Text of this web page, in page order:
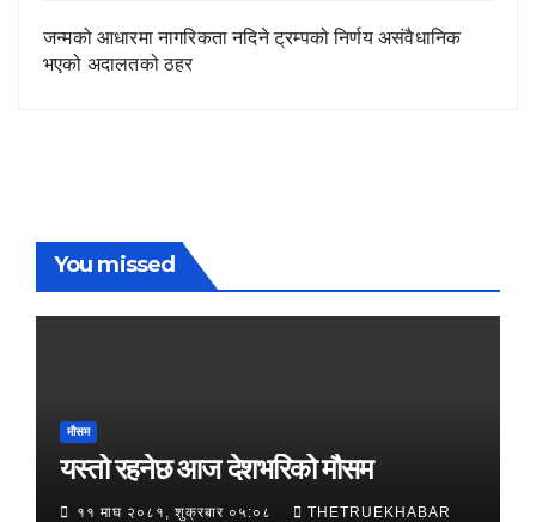
जन्मको आधारमा नागरिकता नदिने ट्रम्पको निर्णय असंवैधानिक
भएको अदालतको ठहर
You missed
मौसम
यस्तो रहनेछ आज देशभरिको मौसम
११ माघ २०८१, शुक्रबार ०५:०८ THETRUEKHABAR